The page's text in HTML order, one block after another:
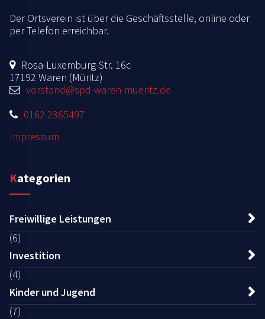
Der Ortsverein ist über die Geschäftsstelle, online oder
per Telefon erreichbar.
Rosa-Luxemburg-Str. 16c
17192 Waren (Müritz)
vorstand@spd-waren-mueritz.de
0162 2365497
Impressum
Kategorien
Freiwillige Leistungen
(6)
Investition
(4)
Kinder und Jugend
(7)